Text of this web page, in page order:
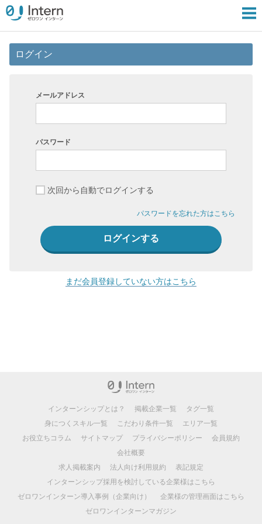
ログイン
メールアドレス
パスワード
次回から自動でログインする
パスワードを忘れた方はこちら
まだ会員登録していない方はこちら
インターンシップとは？ 掲載企業一覧
タグ一覧
身につくスキル一覧
こだわり条件一覧
エリア一覧
お役立ちコラム
サイトマップ プライバシーポリシー
会員規約
会社概要
求人掲載案内
法人向け利用規約
表記規定
インターンシップ採用を検討している企業様はこちら
ゼロワンインターン導入事例（企業向け）
企業様の管理画面はこちら
ゼロワンインターンマガジン